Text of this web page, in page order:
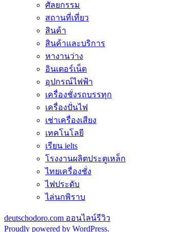
ศัลยกรรม
สถานที่เที่ยว
สินค้า
สินค้าและบริการ
หางานว่าง
อินเตอร์เน็ต
อุปกรณ์ไฟฟ้า
เครื่องชั่งรถบรรทุก
เครื่องปั่นไฟ
เช่าเครื่องเสียง
เทคโนโลยี
เรียน ielts
โรงงานผลิตประตูเหล็ก
ไทยเครื่องชั่ง
ไฟประดับ
ไล่นกพิราบ
deutschodoro.com ออนไลน์รีวิว
Proudly powered by WordPress.